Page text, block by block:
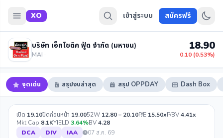
XO เข้าสู่ระบบ สมัครฟรี
บริษัท เอ็กโซติค ฟู้ด จำกัด (มหาชน)
MAI ·
18.90
0.10 (0.53%)
จุดเด่น สรุปงบล่าสุด สรุป OPPDAY Dash Box
เปิด 19.10ปิดก่อนหน้า 19.0052W 12.80 – 20.10P/E 15.50xP/BV4.41x
Mkt Cap 8.1KYIELD 3.64%BV4.28
DCA
DIV IAA 07 ส.ค. 69